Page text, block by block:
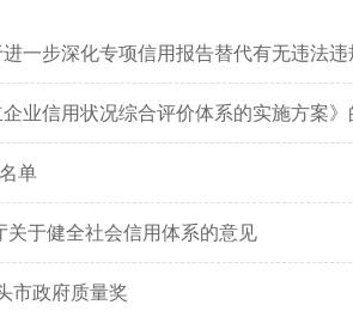
一步深化专项信用报告替代有无违法
业信用状况综合评价体系的实施方案》
单
关于健全社会信用体系的意见
市政府质量奖